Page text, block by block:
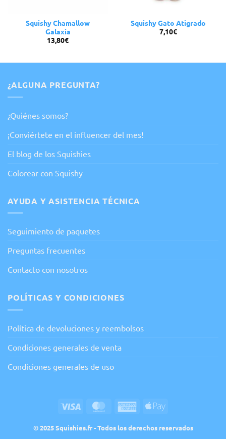
Squishy Chamallow
Galaxia
13,80€
Squishy Gato Atigrado
7,10€
¿ALGUNA PREGUNTA?
¿Quiénes somos?
¡Conviértete en el influencer del mes!
El blog de los Squishies
Colorear con Squishy
AYUDA Y ASISTENCIA TÉCNICA
Seguimiento de paquetes
Preguntas frecuentes
Contacto con nosotros
POLÍTICAS Y CONDICIONES
Política de devoluciones y reembolsos
Condiciones generales de venta
Condiciones generales de uso
Visa MasterCardAmericanApple
© 2025 Squishies.fr - Todos los derechos reservados